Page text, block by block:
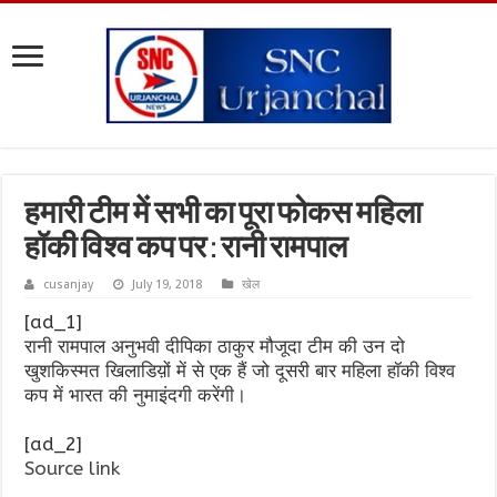
हमारी टीम में सभी का पूरा फोकस महिला
हॉकी विश्व कप पर : रानी रामपाल
cusanjay July 19, 2018 खेल
[ad_1]
रानी रामपाल अनुभवी दीपिका ठाकुर मौजूदा टीम की उन दो
खुशकिस्मत खिलाडिय़ों में से एक हैं जो दूसरी बार महिला हॉकी विश्व
कप में भारत की नुमाइंदगी करेंगी।
[ad_2]
Source link